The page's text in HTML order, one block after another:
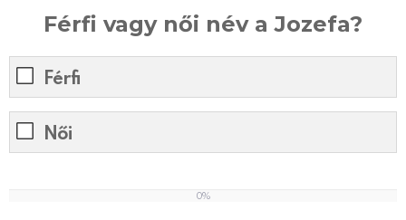
Férfi vagy női név a Jozefa?
Férfi
Női
0%